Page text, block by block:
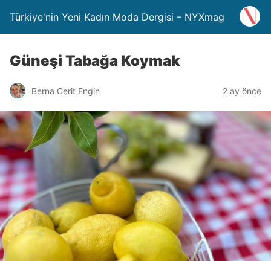
Türkiye'nin Yeni Kadın Moda Dergisi – NYXmag
Güneşi Tabağa Koymak
Berna Cerit Engin 2 ay önce